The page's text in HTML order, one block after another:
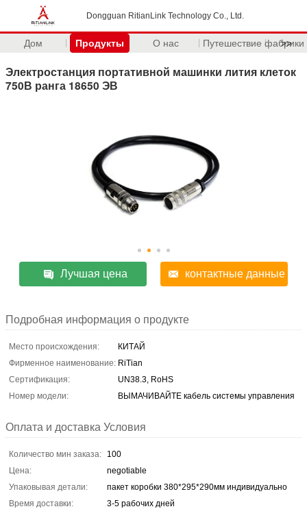
Dongguan RitianLink Technology Co., Ltd.
Дом Продукты О нас Путешествие фабрики
>>
Электростанция портативной машинки лития клеток
750В ранга 18650 ЭВ
Лучшая цена контактные данные
Подробная информация о продукте
Место происхождения:
КИТАЙ
Фирменное наименование: RiTian
Сертификация:
UN38.3, RoHS
Номер модели:
ВЫМАЧИВАЙТЕ кабель системы управления
Оплата и доставка Условия
Количество мин заказа:
100
Цена:
negotiable
Упаковывая детали:
пакет коробки 380*295*290мм индивидуально
Время доставки:
3-5 рабочих дней